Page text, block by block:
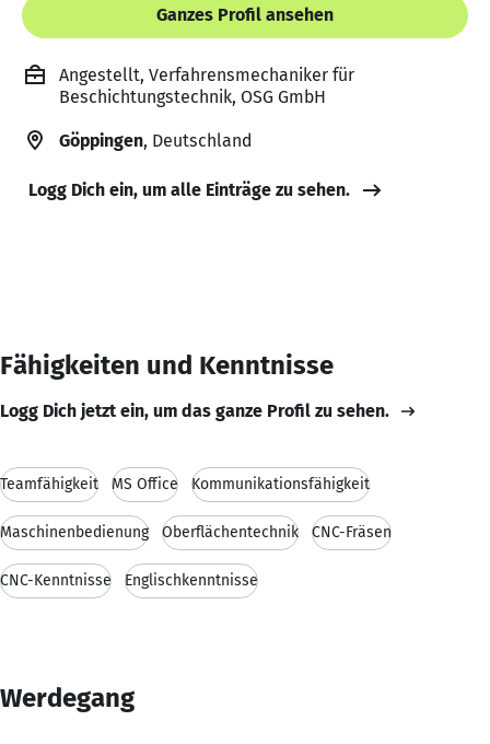
Ganzes Profil ansehen
Angestellt, Verfahrensmechaniker für
Beschichtungstechnik, OSG GmbH
Göppingen, Deutschland
Logg Dich ein, um alle Einträge zu sehen.
Fähigkeiten und Kenntnisse
Logg Dich jetzt ein, um das ganze Profil zu sehen.
Teamfähigkeit MS Office Kommunikationsfähigkeit
Maschinenbedienung Oberflächentechnik CNC-Fräsen
CNC-Kenntnisse Englischkenntnisse
Werdegang